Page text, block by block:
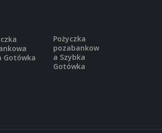
Pożyczka
pozabankow
a Szybka
Gotówka